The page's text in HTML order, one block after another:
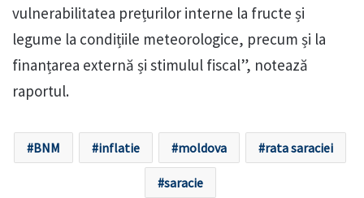
vulnerabilitatea prețurilor interne la fructe și
legume la condițiile meteorologice, precum și la
finanțarea externă și stimulul fiscal”, notează
raportul.
BNM inflatie moldova rata saraciei
saracie